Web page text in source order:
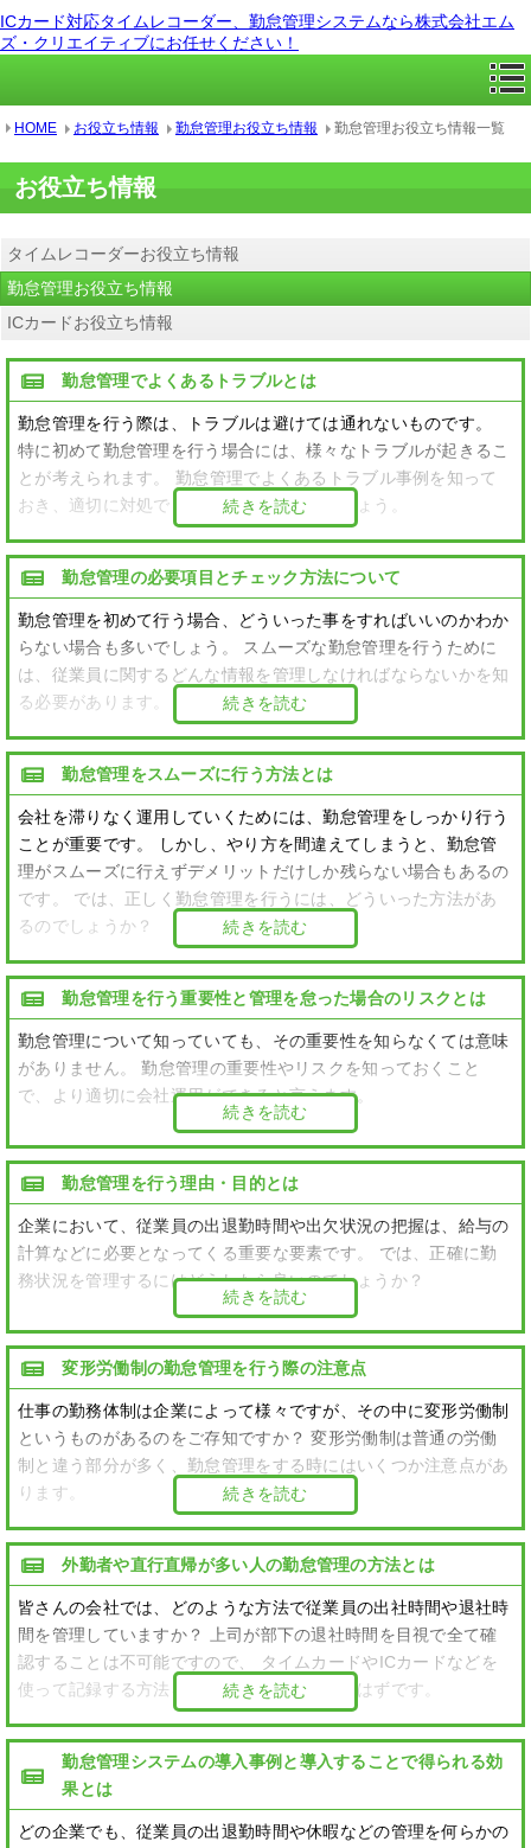
ICカード対応タイムレコーダー、勤怠管理システムなら株式会社エム
ズ・クリエイティブにお任せください！
HOME お役立ち情報 勤怠管理お役立ち情報 勤怠管理お役立ち情報一覧
お役立ち情報
タイムレコーダーお役立ち情報
勤怠管理お役立ち情報
ICカードお役立ち情報
勤怠管理でよくあるトラブルとは
勤怠管理を行う際は、トラブルは避けては通れないものです。
特に初めて勤怠管理を行う場合には、様々なトラブルが起きるこ
とが考えられます。 勤怠管理でよくあるトラブル事例を知って
おき、適切に対処できるようにしておきましょう。
続きを読む
勤怠管理の必要項目とチェック方法について
勤怠管理を初めて行う場合、どういった事をすればいいのかわか
らない場合も多いでしょう。 スムーズな勤怠管理を行うために
は、従業員に関するどんな情報を管理しなければならないかを知
る必要があります。
続きを読む
勤怠管理をスムーズに行う方法とは
会社を滞りなく運用していくためには、勤怠管理をしっかり行う
ことが重要です。 しかし、やり方を間違えてしまうと、勤怠管
理がスムーズに行えずデメリットだけしか残らない場合もあるの
です。 では、正しく勤怠管理を行うには、どういった方法があ
るのでしょうか？
続きを読む
勤怠管理を行う重要性と管理を怠った場合のリスクとは
勤怠管理について知っていても、その重要性を知らなくては意味
がありません。 勤怠管理の重要性やリスクを知っておくこと
で、より適切に会社運用ができると言えます。
続きを読む
勤怠管理を行う理由・目的とは
企業において、従業員の出退勤時間や出欠状況の把握は、給与の
計算などに必要となってくる重要な要素です。 では、正確に勤
務状況を管理するにはどうしたら良いのでしょうか？
続きを読む
変形労働制の勤怠管理を行う際の注意点
仕事の勤務体制は企業によって様々ですが、その中に変形労働制
というものがあるのをご存知ですか？ 変形労働制は普通の労働
制と違う部分が多く、勤怠管理をする時にはいくつか注意点があ
ります。
続きを読む
外勤者や直行直帰が多い人の勤怠管理の方法とは
皆さんの会社では、どのような方法で従業員の出社時間や退社時
間を管理していますか？ 上司が部下の退社時間を目視で全て確
認することは不可能ですので、 タイムカードやICカードなどを
使って記録する方法をとっている会社は多いはずです。
続きを読む
勤怠管理システムの導入事例と導入することで得られる効
果とは
どの企業でも、従業員の出退勤時間や休暇などの管理を何らかの